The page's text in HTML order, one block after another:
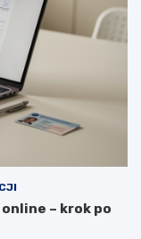
– krok po